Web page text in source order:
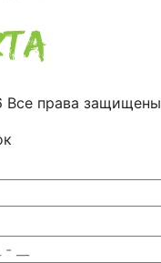
права защищены